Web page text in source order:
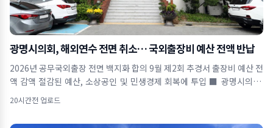
광명시의회, 해외연수 전면 취소… 국외출장비 예산 전액 반납
2026년 공무국외출장 전면 백지화 합의 9월 제2회 추경서 출장비 예산 전
액 감액 절감된 예산, 소상공인 및 민생경제 회복에 투입 ■ 광명시의회,
올해 공무국외출장
20시간전 업로드